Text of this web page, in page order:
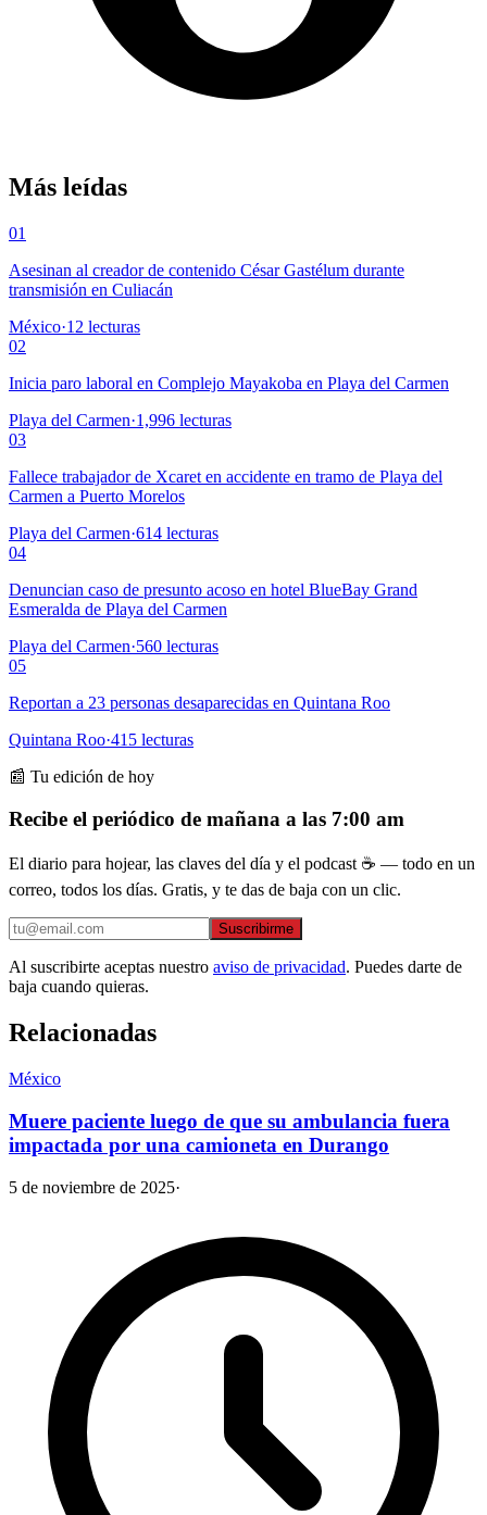
Más leídas
01
Asesinan al creador de contenido César Gastélum durante
transmisión en Culiacán
México·12 lecturas
02
Inicia paro laboral en Complejo Mayakoba en Playa del Carmen
Playa del Carmen·1,996 lecturas
03
Fallece trabajador de Xcaret en accidente en tramo de Playa del
Carmen a Puerto Morelos
Playa del Carmen·614 lecturas
04
Denuncian caso de presunto acoso en hotel BlueBay Grand
Esmeralda de Playa del Carmen
Playa del Carmen·560 lecturas
05
Reportan a 23 personas desaparecidas en Quintana Roo
Quintana Roo·415 lecturas
📰 Tu edición de hoy
Recibe el periódico de mañana a las 7:00 am
El diario para hojear, las claves del día y el podcast ☕ — todo en un
correo, todos los días. Gratis, y te das de baja con un clic.
Suscribirme
Al suscribirte aceptas nuestro aviso de privacidad. Puedes darte de
baja cuando quieras.
Relacionadas
México
Muere paciente luego de que su ambulancia fuera
impactada por una camioneta en Durango
5 de noviembre de 2025·